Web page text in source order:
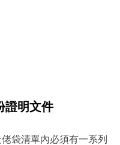
證明文件
袋清單內必須有一系列